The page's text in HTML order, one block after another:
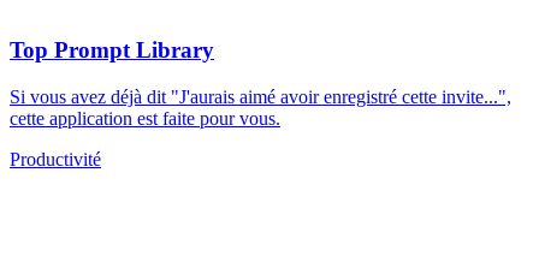
Top Prompt Library
Si vous avez déjà dit "J'aurais aimé avoir enregistré cette invite...",
cette application est faite pour vous.
Productivité